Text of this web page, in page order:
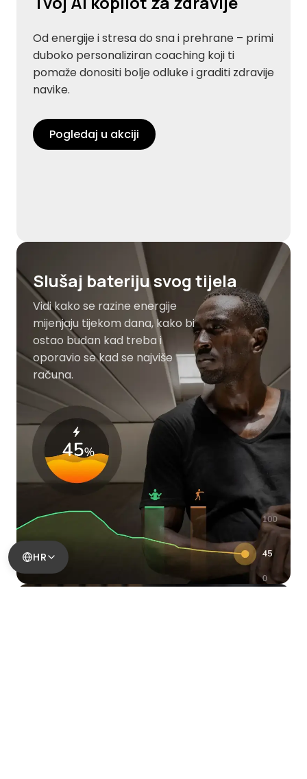
Od energije i stresa do sna i prehrane – primi
duboko personaliziran coaching koji ti
pomaže donositi bolje odluke i graditi zdravije
navike.
Pogledaj u akciji
Slušaj bateriju svog tijela
Vidi kako se razine energije
mijenjaju tijekom dana, kako bi
ostao budan kad treba i
oporavio se kad se najviše
računa.
HR